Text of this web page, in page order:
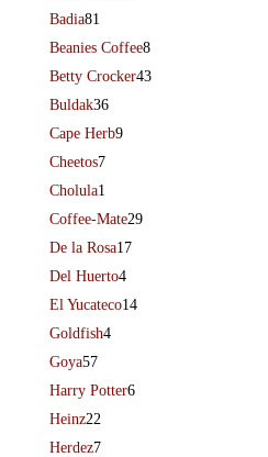
Badia81
Beanies Coffee8
Betty Crocker43
Buldak36
Cape Herb9
Cheetos7
Cholula1
Coffee-Mate29
De la Rosa17
Del Huerto4
El Yucateco14
Goldfish4
Goya57
Harry Potter6
Heinz22
Herdez7